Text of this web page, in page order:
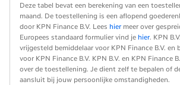
Deze tabel bevat een berekening van een
maand. De toestellening is een aflopend
door KPN Finance B.V. Lees hier meer over
Europees standaard formulier vind je hier. KPN
vrijgesteld bemiddelaar voor KPN Finance B.V.
voor KPN Finance B.V. KPN B.V. en KPN Finance
over de toestellening. Je dient zelf te bepalen of
aansluit bij jouw persoonlijke omstandigheden.